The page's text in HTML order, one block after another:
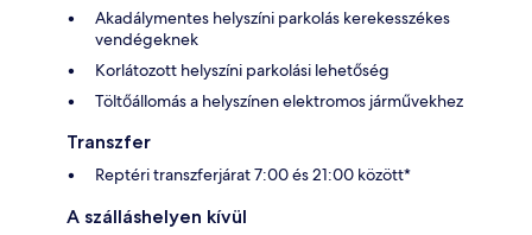
Akadálymentes helyszíni parkolás kerekesszékes
vendégeknek
Korlátozott helyszíni parkolási lehetőség
Töltőállomás a helyszínen elektromos járművekhez
Transzfer
Reptéri transzferjárat 7:00 és 21:00 között*
A szálláshelyen kívül